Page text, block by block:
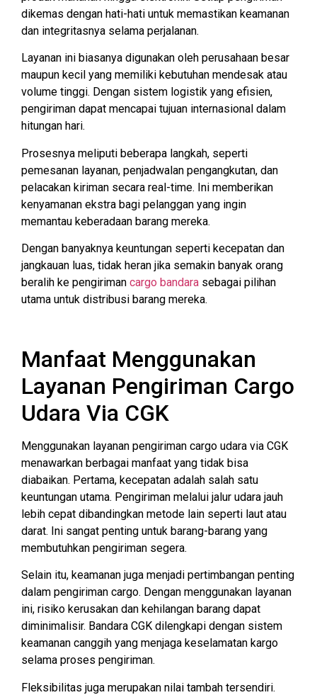
dikemas dengan hati-hati untuk memastikan keamanan
dan integritasnya selama perjalanan.
Layanan ini biasanya digunakan oleh perusahaan besar
maupun kecil yang memiliki kebutuhan mendesak atau
volume tinggi. Dengan sistem logistik yang efisien,
pengiriman dapat mencapai tujuan internasional dalam
hitungan hari.
Prosesnya meliputi beberapa langkah, seperti
pemesanan layanan, penjadwalan pengangkutan, dan
pelacakan kiriman secara real-time. Ini memberikan
kenyamanan ekstra bagi pelanggan yang ingin
memantau keberadaan barang mereka.
Dengan banyaknya keuntungan seperti kecepatan dan
jangkauan luas, tidak heran jika semakin banyak orang
beralih ke pengiriman cargo bandara sebagai pilihan
utama untuk distribusi barang mereka.
Manfaat Menggunakan
Layanan Pengiriman Cargo
Udara Via CGK
Menggunakan layanan pengiriman cargo udara via CGK
menawarkan berbagai manfaat yang tidak bisa
diabaikan. Pertama, kecepatan adalah salah satu
keuntungan utama. Pengiriman melalui jalur udara jauh
lebih cepat dibandingkan metode lain seperti laut atau
darat. Ini sangat penting untuk barang-barang yang
membutuhkan pengiriman segera.
Selain itu, keamanan juga menjadi pertimbangan penting
dalam pengiriman cargo. Dengan menggunakan layanan
ini, risiko kerusakan dan kehilangan barang dapat
diminimalisir. Bandara CGK dilengkapi dengan sistem
keamanan canggih yang menjaga keselamatan kargo
selama proses pengiriman.
Fleksibilitas juga merupakan nilai tambah tersendiri.